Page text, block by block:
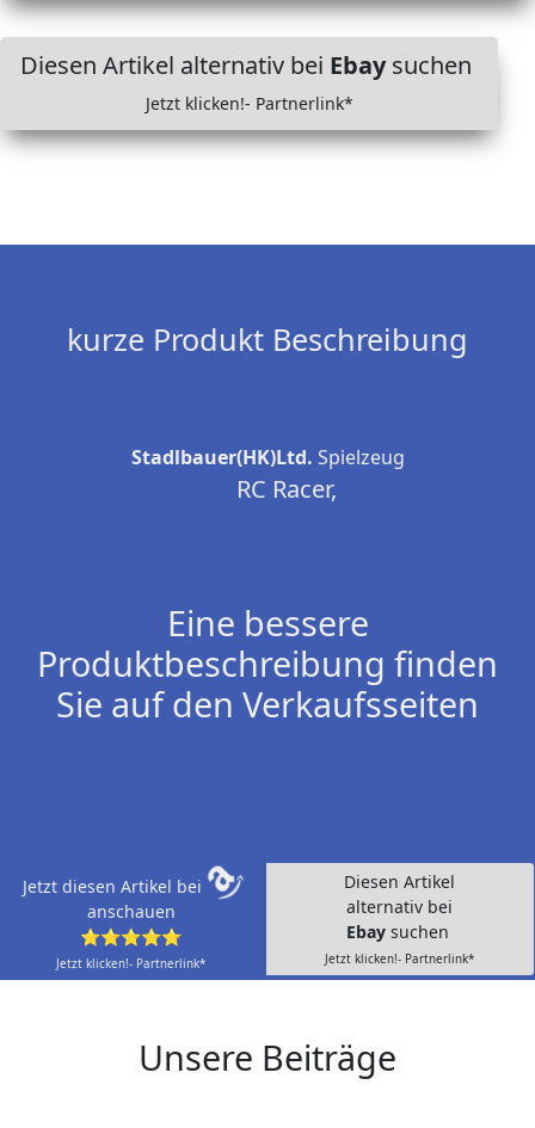
Diesen Artikel alternativ bei Ebaysuchen
Jetzt klicken!- Partnerlink*
kurze Produkt Beschreibung
Stadlbauer(HK)Ltd. Spielzeug
RC Racer,
Eine bessere
Produktbeschreibung finden
Sie auf den Verkaufsseiten
Jetzt diesen Artikel bei
anschauen
⭐⭐⭐⭐⭐
Jetzt klicken!- Partnerlink*
Diesen Artikel
alternativ bei
Ebay suchen
Jetzt klicken!- Partnerlink*
Unsere Beiträge